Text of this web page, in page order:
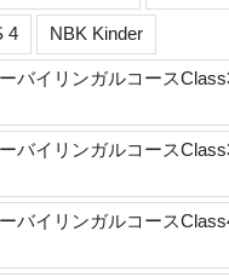
4 NBK Kinder
バイリンガルコース
バイリンガルコース
バイリンガルコース